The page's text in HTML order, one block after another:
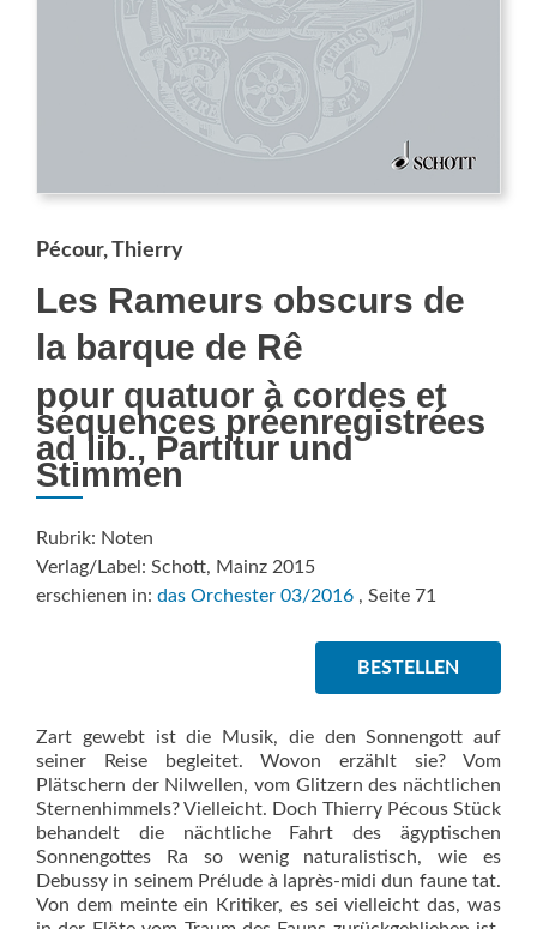
Pécour, Thierry
Les Rameurs obscurs de
la barque de Rê
pour quatuor à cordes et
séquences préenregistrées
ad lib., Partitur und
Stimmen
Rubrik: Noten
Verlag/Label: Schott, Mainz 2015
erschienen in: das Orchester 03/2016 , Seite 71
BESTELLEN
Zart gewebt ist die Musik, die den Sonnengott auf
seiner Reise begleitet. Wovon erzählt sie? Vom
Plätschern der Nilwellen, vom Glitzern des nächtlichen
Sternenhimmels? Vielleicht. Doch Thierry Pécous Stück
behandelt die nächtliche Fahrt des ägyptischen
Sonnengottes Ra so wenig naturalistisch, wie es
Debussy in seinem Prélude à laprès-midi dun faune tat.
Von dem meinte ein Kritiker, es sei vielleicht das, was